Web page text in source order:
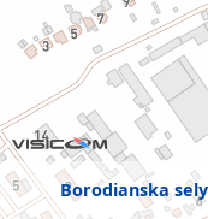
Borodianska